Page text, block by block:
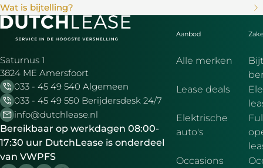
Wat is bijtelling?
Saturnus 1
3824 ME Amersfoort
033 - 45 49 540 Algemeen
033 - 45 49 550 Berijdersdesk 24/7
info@dutchlease.nl
Bereikbaar op werkdagen 08:00-
17:30 uur DutchLease is onderdeel
van VWPFS
Aanbod
Alle merken
Lease deals
Elektrische
auto's
Occasions